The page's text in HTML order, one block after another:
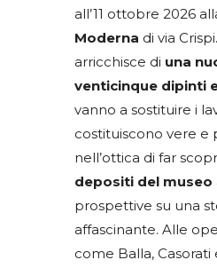
all’11 ottobre 2026
Moderna di via
arricchisce di una
venticinque dipinti
vanno a sostituire i
costituiscono vere e
nell’ottica di far
depositi del museo
prospettive su una
affascinante. Alle
come Balla, Casorati